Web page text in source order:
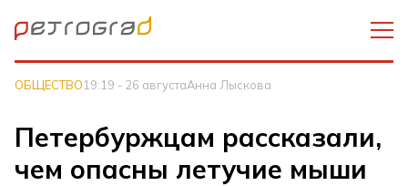
ОБЩЕСТВО19:19 - 26 августаАнна Лыскова
Петербуржцам рассказали,
чем опасны летучие мыши